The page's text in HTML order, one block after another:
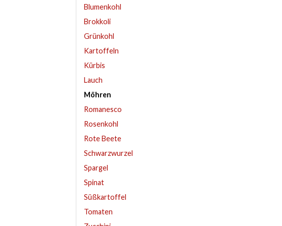
Blumenkohl
Brokkoli
Grünkohl
Kartoffeln
Kürbis
Lauch
Möhren
Romanesco
Rosenkohl
Rote Beete
Schwarzwurzel
Spargel
Spinat
Süßkartoffel
Tomaten